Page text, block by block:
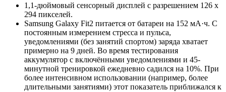
1,1-дюймовый сенсорный дисплей с разрешением 126 x
294 пикселей.
Samsung Galaxy Fit2 питается от батареи на 152 мА·ч. С
постоянным измерением стресса и пульса,
уведомлениями (без занятий спортом) заряда хватает
примерно на 9 дней. Во время тестирования
аккумулятор с включёнными уведомлениями и 45-
минутной тренировкой ежедневно садился на 10%. При
более интенсивном использовании (например, более
длительными занятиями) этот показатель приближался к